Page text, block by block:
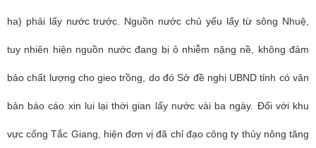
ha) phải lấy nước trước. Nguồn nước chủ yếu lấy từ sông Nhuệ,
tuy nhiên hiện nguồn nước đang bị ô nhiễm nặng nề, không đảm
bảo chất lượng cho gieo trồng, do đó Sở đề nghị UBND tỉnh có văn
bản báo cáo xin lui lại thời gian lấy nước vài ba ngày. Đối với khu
vực cống Tắc Giang, hiện đơn vị đã chỉ đạo công ty thủy nông tăng